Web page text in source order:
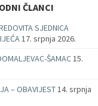
ČLANCI
SJEDNICA
17. srpnja 2026.
ŠAMAC15.
– OBAVIJEST14. srpnja